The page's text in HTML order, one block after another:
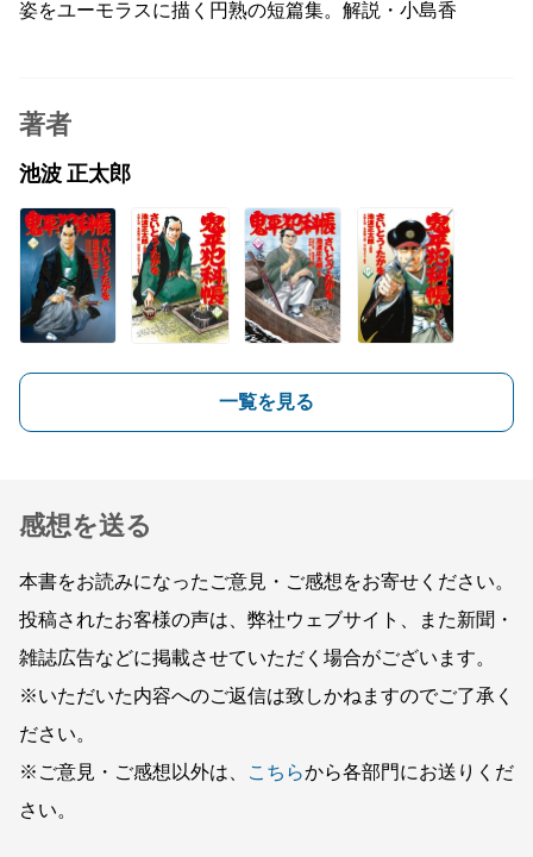
姿をユーモラスに描く円熟の短篇集。解説・小島香
著者
池波 正太郎
一覧を見る
感想を送る
本書をお読みになったご意見・ご感想をお寄せください。
投稿されたお客様の声は、弊社ウェブサイト、また新聞・
雑誌広告などに掲載させていただく場合がございます。
※いただいた内容へのご返信は致しかねますのでご了承く
ださい。
※ご意見・ご感想以外は、
こちらから各部門にお送りくだ
さい。